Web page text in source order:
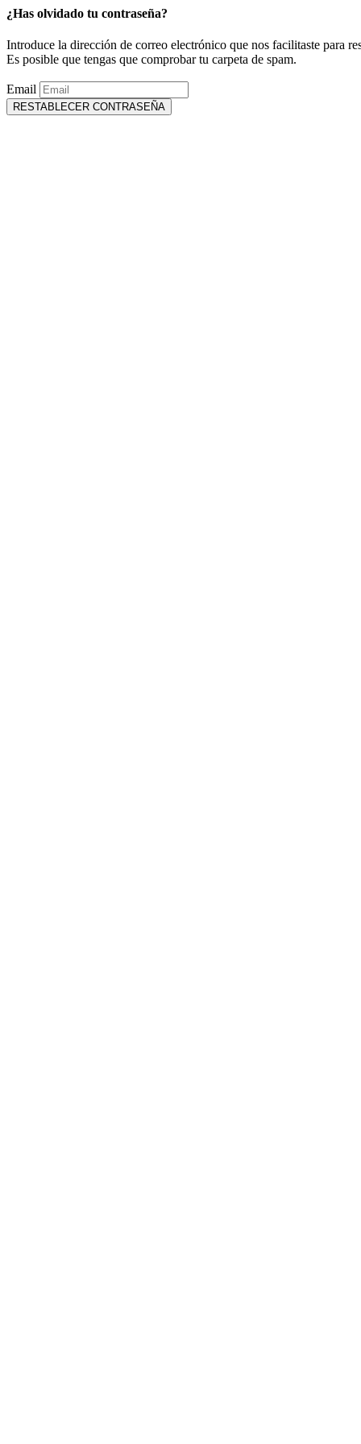
¿Has olvidado tu contraseña?
Introduce la dirección de correo electrónico que nos facilitaste para
Es posible que tengas que comprobar tu carpeta de spam.
Email
RESTABLECER CONTRASEÑA